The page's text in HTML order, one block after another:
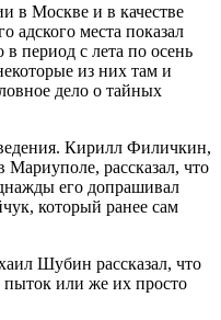
в Москве и в качестве
адского места показал
период с лета по осень
из них там и
дело о тайных
Кирилл Филичкин,
рассказал, что
его допрашивал
который ранее сам
Шубин рассказал, что
пыток или же их просто